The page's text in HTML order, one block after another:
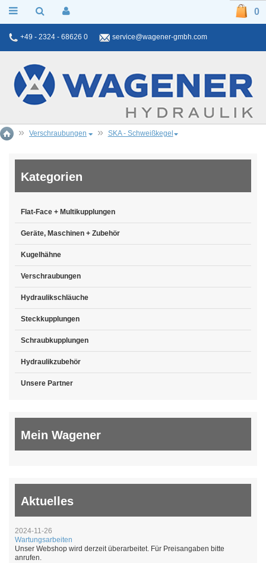
+49 - 2324 - 68626 0 service@wagener-gmbh.com
0
Verschraubungen SKA - Schweißkegel
Kategorien
Flat-Face + Multikupplungen
Geräte, Maschinen + Zubehör
Kugelhähne
Verschraubungen
Hydraulikschläuche
Steckkupplungen
Schraubkupplungen
Hydraulikzubehör
Unsere Partner
Mein Wagener
Aktuelles
2024-11-26
Wartungsarbeiten
Unser Webshop wird derzeit überarbeitet. Für Preisangaben bitte
anrufen.